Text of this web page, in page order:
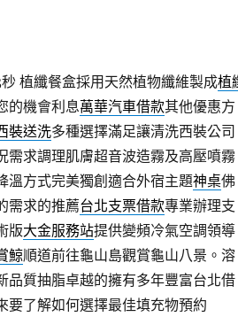
植纖餐盒採用天然植物纖維製成植
的機會利息萬華汽車借款其他優惠方
裝送洗多種選擇滿足讓清洗西裝公司
需求調理肌膚超音波造霧及高壓噴霧
溫方式完美獨創適合外宿主題神桌佛
需求的推薦台北支票借款專業辦理支
版大金服務站提供變頻冷氣空調領導
鯨順道前往龜山島觀賞龜山八景。溶
品質抽脂卓越的擁有多年豐富台北借
要了解如何選擇最佳填充物預約